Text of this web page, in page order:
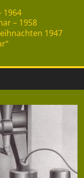
1964
– 1958
1947